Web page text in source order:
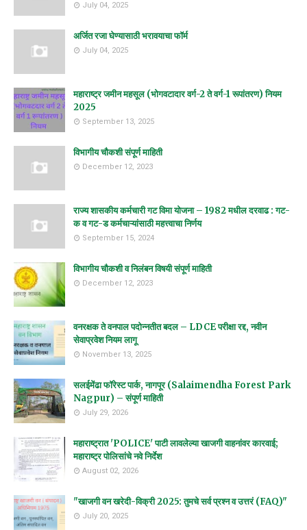
July 04, 2025
अर्जित रजा घेण्यासाठी भरावयाचा फॉर्म
July 04, 2025
महाराष्ट्र जमीन महसूल (भोगवटादार वर्ग-2 ते वर्ग-1 रूपांतरण) नियम
2025
September 13, 2025
विभागीय चौकशी संपूर्ण माहिती
December 12, 2023
राज्य शासकीय कर्मचारी गट विमा योजना – 1982 मधील दरवाढ : गट-
क व गट-ड कर्मचाऱ्यांसाठी महत्त्वाचा निर्णय
September 15, 2024
विभागीय चौकशी व निलंबन विषयी संपूर्ण माहिती
December 12, 2023
वनरक्षक ते वनपाल पदोन्नतीत बदल – LDCE परीक्षा रद्द, नवीन
सेवाप्रवेश नियम लागू
November 13, 2025
सलईमेंढा फॉरेस्ट पार्क, नागपूर (Salaimendha Forest Park
Nagpur) – संपूर्ण माहिती
July 29, 2026
महाराष्ट्रात 'POLICE' पाटी लावलेल्या खाजगी वाहनांवर कारवाई;
महाराष्ट्र पोलिसांचे नवे निर्देश
August 02, 2026
"खाजगी वन खरेदी-विक्री 2025: तुमचे सर्व प्रश्न व उत्तरं (FAQ)"
July 20, 2025